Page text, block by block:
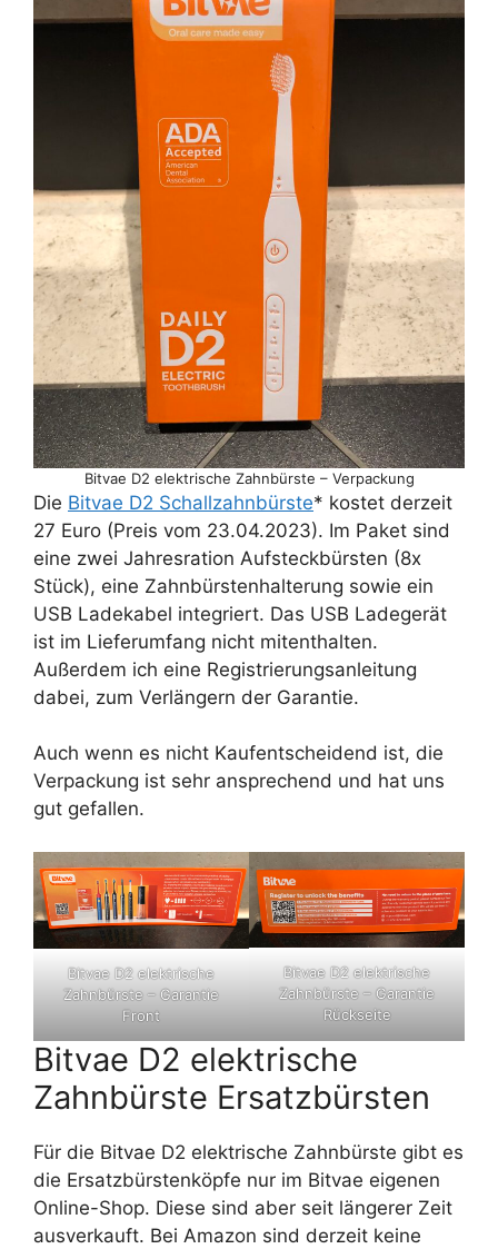
Bitvae D2 elektrische Zahnbürste – Verpackung
Die Bitvae D2 Schallzahnbürste* kostet derzeit
27 Euro (Preis vom 23.04.2023). Im Paket sind
eine zwei Jahresration Aufsteckbürsten (8x
Stück), eine Zahnbürstenhalterung sowie ein
USB Ladekabel integriert. Das USB Ladegerät
ist im Lieferumfang nicht mitenthalten.
Außerdem ich eine Registrierungsanleitung
dabei, zum Verlängern der Garantie.
Auch wenn es nicht Kaufentscheidend ist, die
Verpackung ist sehr ansprechend und hat uns
gut gefallen.
Bitvae D2 elektrische
Zahnbürste – Garantie
Front
Bitvae D2 elektrische
Zahnbürste – Garantie
Rückseite
Bitvae D2 elektrische
Zahnbürste Ersatzbürsten
Für die Bitvae D2 elektrische Zahnbürste gibt es
die Ersatzbürstenköpfe nur im Bitvae eigenen
Online-Shop. Diese sind aber seit längerer Zeit
ausverkauft. Bei Amazon sind derzeit keine